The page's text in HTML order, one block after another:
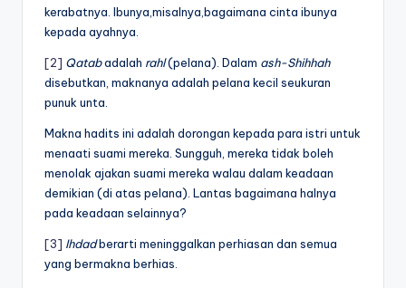
kerabatnya. Ibunya,misalnya,bagaimana cinta ibunya
kepada ayahnya.
[2] Qatabadalah rahl(pelana). Dalam ash-Shihhah
disebutkan, maknanya adalah pelana kecil seukuran
punuk unta.
Makna hadits ini adalah dorongan kepada para istri untuk
menaati suami mereka. Sungguh, mereka tidak boleh
menolak ajakan suami mereka walau dalam keadaan
demikian (di atas pelana). Lantas bagaimana halnya
pada keadaan selainnya?
[3] Ihdadberarti meninggalkan perhiasan dan semua
yang bermakna berhias.